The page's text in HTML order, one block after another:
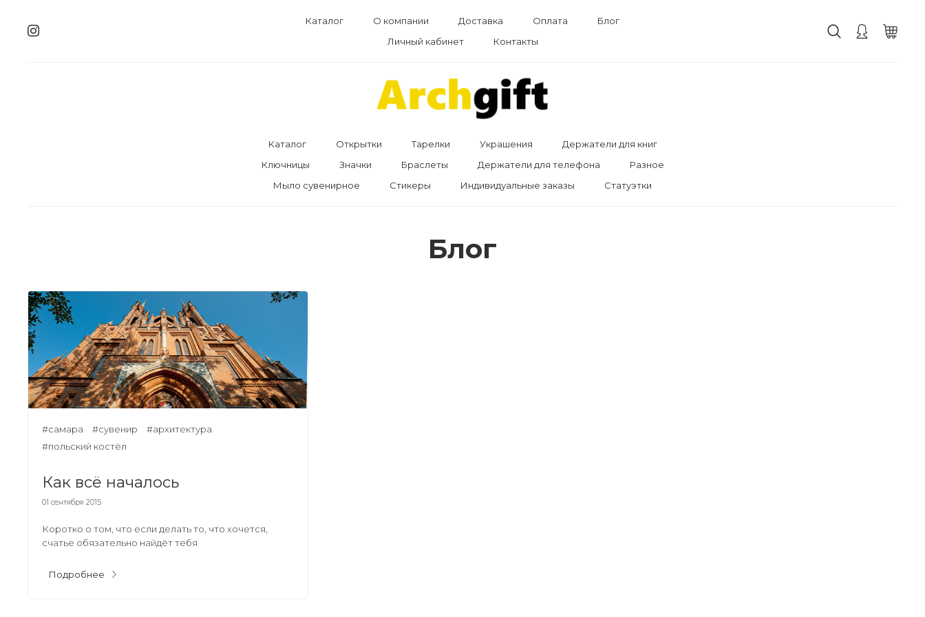
Каталог О компании Доставка Оплата
Блог
Личный кабинет
Контакты
Каталог Открытки Тарелки Украшения
Держатели для книг
Ключницы
Значки Браслеты Держатели для телефона
Разное
Мыло сувенирное
Стикеры Индивидуальные заказы Статуэтки
Блог
#самара #сувенир
#архитектура
#польский костёл
Как всё началось
01 сентября 2015
Коротко о том, что если делать то, что хочется,
счатье обязательно найдёт тебя
Подробнее